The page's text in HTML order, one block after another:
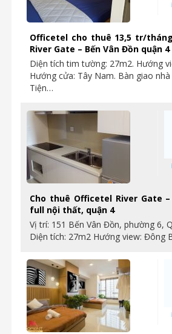
Officetel cho thuê 13,5 tr/
River Gate – Bến Vân Đồn quận 4
Diện tích tim tường: 27m2. Hướng
Hướng cửa: Tây Nam. Bàn giao
Tiện…
Cho thuê Officetel River Gate –
full nội thất, quận 4
Vị trí: 151 Bến Vân Đồn, phường 6,
Diện tích: 27m2 Hướng view: Đông